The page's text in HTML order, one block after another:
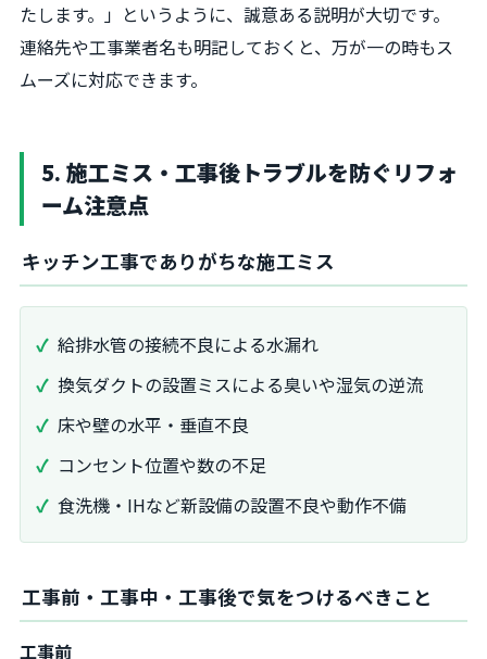
たします。」というように、誠意ある説明が大切です。
連絡先や工事業者名も明記しておくと、万が一の時もス
ムーズに対応できます。
5. 施工ミス・工事後トラブルを防ぐリフォ
ーム注意点
キッチン工事でありがちな施工ミス
給排水管の接続不良による水漏れ
換気ダクトの設置ミスによる臭いや湿気の逆流
床や壁の水平・垂直不良
コンセント位置や数の不足
食洗機・IHなど新設備の設置不良や動作不備
工事前・工事中・工事後で気をつけるべきこと
工事前